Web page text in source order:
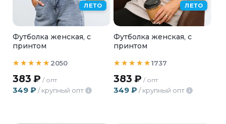
ЛЕТО
Футболка женская, с
принтом
2050
383 ₽ / опт
349 ₽ / крупный опт i
ЛЕТО
Футболка женская, с
принтом
1737
383 ₽ / опт
349 ₽ / крупный опт i